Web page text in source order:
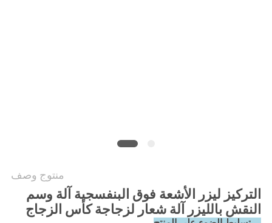
منتوج وصف
التركيز ليزر الأشعة فوق البنفسجية آلة وسم
النقش بالليزر آلة شعار لزجاجة كأس الزجاج